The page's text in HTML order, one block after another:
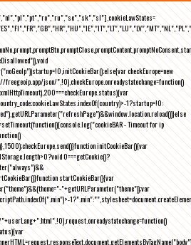
checkEurope=new
freegeoip.app/json/",!0),checkEurope.onreadystatechange=function()
1?startup=!0:
- Timeout for ip
initCookieBar(){var
0===getCookie()?
startCookieBar(){var
"+getURLParameter("theme"));var